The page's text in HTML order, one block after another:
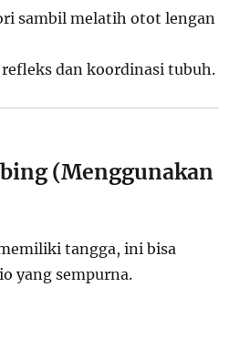
sambil melatih otot lengan
dan koordinasi tubuh.
(Menggunakan
tangga, ini bisa
yang sempurna.